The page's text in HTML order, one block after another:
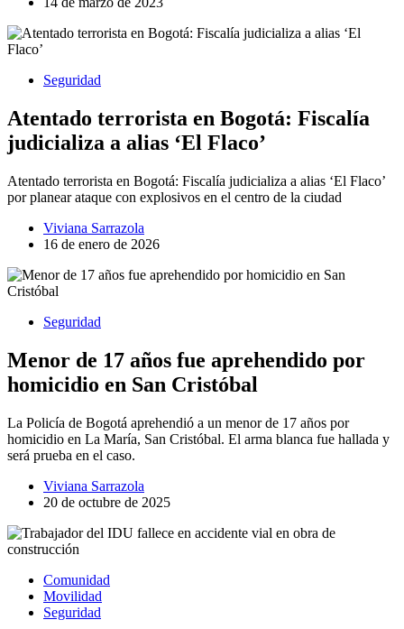
Seguridad
Atentado terrorista en Bogotá: Fiscalía
judicializa a alias ‘El Flaco’
Atentado terrorista en Bogotá: Fiscalía judicializa a alias ‘El Flaco’
por planear ataque con explosivos en el centro de la ciudad
Viviana Sarrazola
16 de enero de 2026
Seguridad
Menor de 17 años fue aprehendido por
homicidio en San Cristóbal
La Policía de Bogotá aprehendió a un menor de 17 años por
homicidio en La María, San Cristóbal. El arma blanca fue hallada y
será prueba en el caso.
Viviana Sarrazola
20 de octubre de 2025
Comunidad
Movilidad
Seguridad